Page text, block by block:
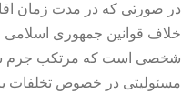
در صورتی که در مدت زمان
خلاف قوانین جمهوری اسلامی
شخصی است که مرتکب جرم
مسئولیتی در خصوص تخلفات